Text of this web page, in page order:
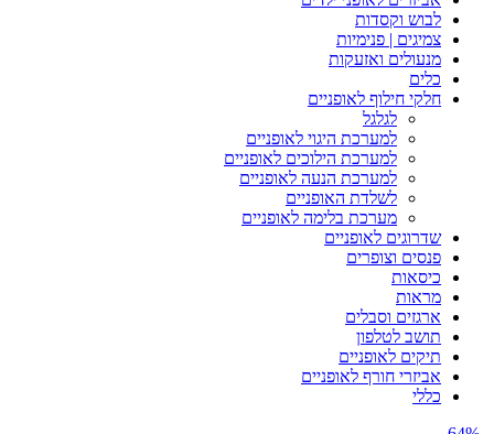
לבוש וקסדות
צמיגים | פנימיות
מנעולים ואזעקות
כלים
חלקי חילוף לאופניים
לגלגל
למערכת היגוי לאופניים
למערכת הילוכים לאופניים
למערכת הנעה לאופניים
לשלדת האופניים
מערכת בלימה לאופניים
שדרוגים לאופניים
פנסים וצופרים
כיסאות
מראות
ארגזים וסבלים
תושב לטלפון
תיקים לאופניים
אביזרי חורף לאופניים
כללי